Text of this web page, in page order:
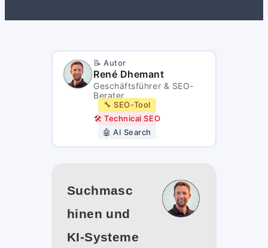
📝 Autor
René Dhemant
Geschäftsführer & SEO-
Berater
🔧 SEO-Tool
🛠️ Technical SEO
🤖 AI Search
Suchmasc
hinen und
KI-Systeme